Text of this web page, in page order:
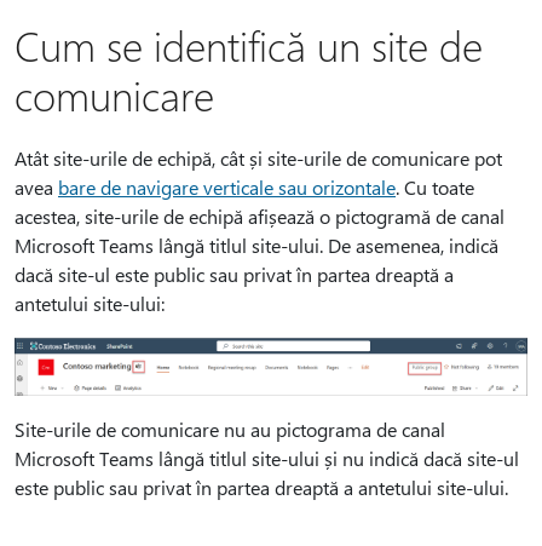
Cum se identifică un site de
comunicare
Atât site-urile de echipă, cât și site-urile de comunicare pot
avea bare de navigare verticale sau orizontale. Cu toate
acestea, site-urile de echipă afișează o pictogramă de canal
Microsoft Teams lângă titlul site-ului. De asemenea, indică
dacă site-ul este public sau privat în partea dreaptă a
antetului site-ului:
Site-urile de comunicare nu au pictograma de canal
Microsoft Teams lângă titlul site-ului și nu indică dacă site-ul
este public sau privat în partea dreaptă a antetului site-ului.